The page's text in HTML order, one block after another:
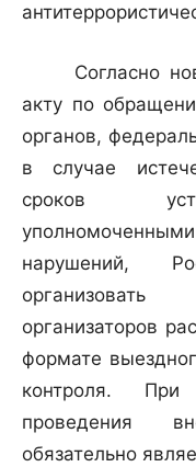
Согласно
акту по
органов,
в случае
сроков
нарушений,
организовать
организаторов
формате
контроля.
проведения
обязательно